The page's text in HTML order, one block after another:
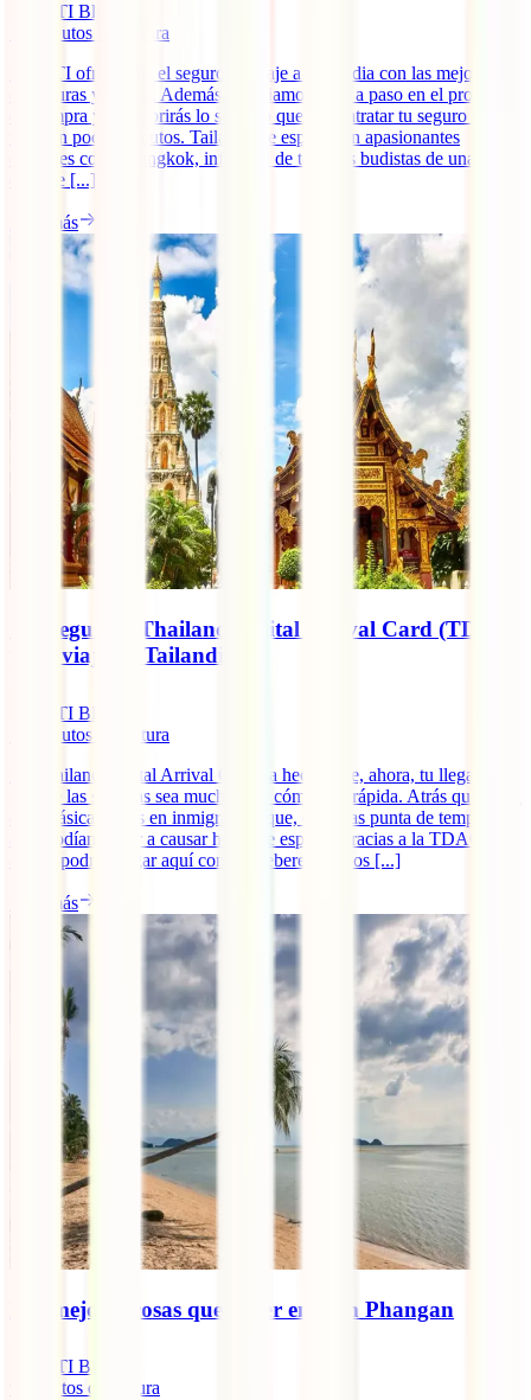
IATI Blog
minutos de lectura
En IATI ofrecemos el seguro de viaje a Tailandia con las mejores
coberturas y precio. Además, te guiamos paso a paso en el proceso
de compra y descubrirás lo sencillo que es contratar tu seguro de
viaje en pocos minutos. Tailandia te espera con apasionantes
ciudades como Bangkok, infinidad de templos budistas de una
enorme [...]
Leer más
Conseguir la Thailand Digital Arrival Card (TDAC)
para viajar a Tailandia
IATI Blog
minutos de lectura
La Thailand Digital Arrival Card ha hecho que, ahora, tu llegada al
país de las sonrisas sea mucho más cómoda y rápida. Atrás quedaron
esas clásicas colas en inmigración que, en horas punta de temporada
alta, podían llegar a causar horas de espera. Gracias a la TDAC,
ahora, podrás llegar aquí con los deberes hechos [...]
Leer más
Las mejores cosas que hacer en Koh Phangan
IATI Blog
minutos de lectura